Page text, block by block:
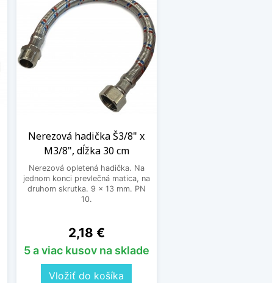
Nerezová hadička Š3/8" x
M3/8", dĺžka 30 cm
Nerezová opletená hadička. Na
jednom konci prevlečná matica, na
druhom skrutka. 9 x 13 mm. PN
10.
Cena
2,18 €
5 a viac kusov na sklade
Vložiť do košíka